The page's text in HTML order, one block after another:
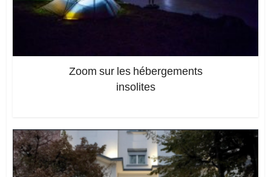
Zoom sur les hébergements
insolites